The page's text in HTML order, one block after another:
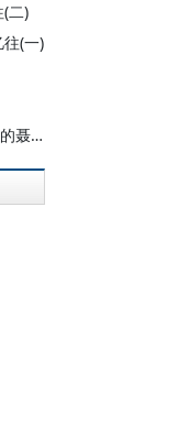
二)
(一)
萧象：在左右和进退之间——文革中的聂荣臻